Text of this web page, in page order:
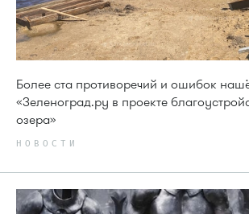
Более ста противоречий и ошибок
«Зеленоград.ру в проекте
озера»
НОВОСТИ